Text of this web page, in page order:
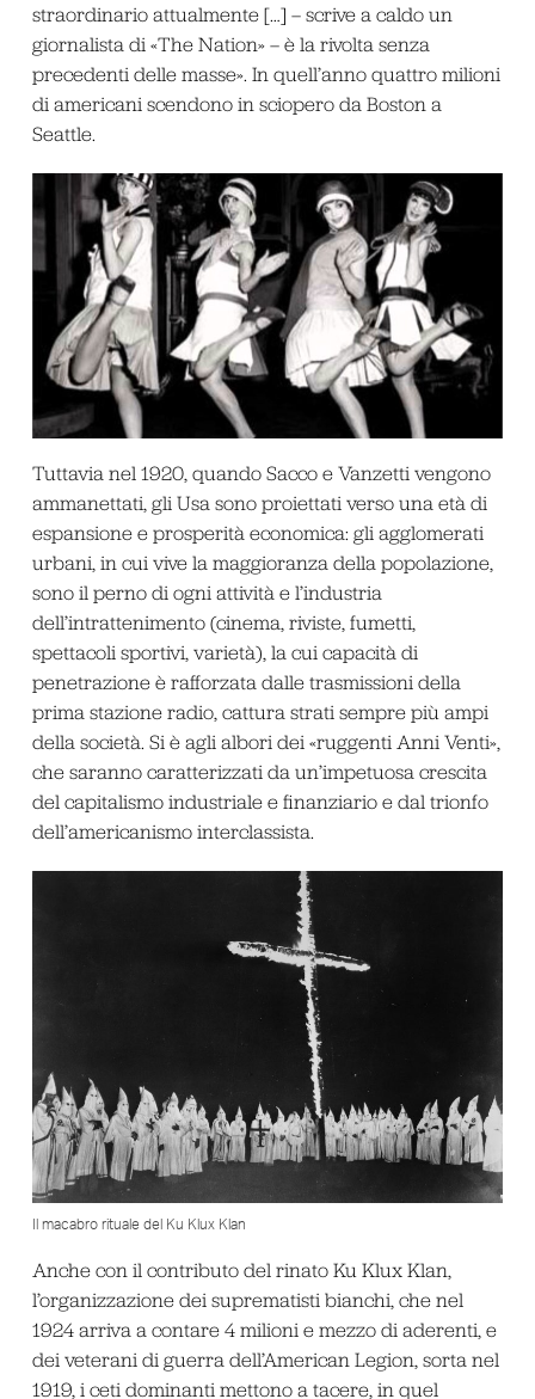
straordinario attualmente […] – scrive a caldo un
giornalista di «The Nation» – è la rivolta senza
precedenti delle masse». In quell’anno quattro milioni
di americani scendono in sciopero da Boston a
Seattle.
Tuttavia nel 1920, quando Sacco e Vanzetti vengono
ammanettati, gli Usa sono proiettati verso una età di
espansione e prosperità economica: gli agglomerati
urbani, in cui vive la maggioranza della popolazione,
sono il perno di ogni attività e l’industria
dell’intrattenimento (cinema, riviste, fumetti,
spettacoli sportivi, varietà), la cui capacità di
penetrazione è rafforzata dalle trasmissioni della
prima stazione radio, cattura strati sempre più ampi
della società. Si è agli albori dei «ruggenti Anni Venti»,
che saranno caratterizzati da un’impetuosa crescita
del capitalismo industriale e finanziario e dal trionfo
dell’americanismo interclassista.
Il macabro rituale del Ku Klux Klan
Anche con il contributo del rinato Ku Klux Klan,
l’organizzazione dei suprematisti bianchi, che nel
1924 arriva a contare 4 milioni e mezzo di aderenti, e
dei veterani di guerra dell’American Legion, sorta nel
1919, i ceti dominanti mettono a tacere, in quel